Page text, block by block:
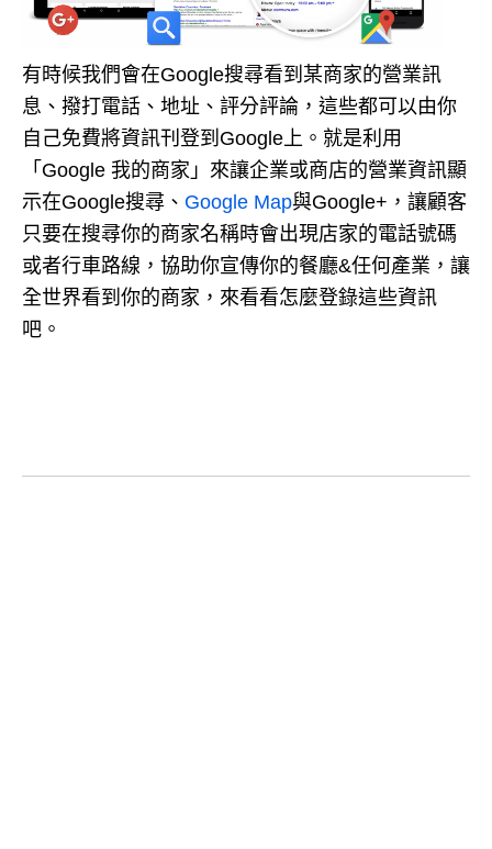
有時候我們會在Google搜尋看到某商家的營業訊
息、撥打電話、地址、評分評論，這些都可以由你
自己免費將資訊刊登到Google上。就是利用
「Google 我的商家」來讓企業或商店的營業資訊顯
示在Google搜尋、 Google Map與Google+，讓顧客
只要在搜尋你的商家名稱時會出現店家的電話號碼
或者行車路線，協助你宣傳你的餐廳&任何產業，讓
全世界看到你的商家，來看看怎麼登錄這些資訊
吧。